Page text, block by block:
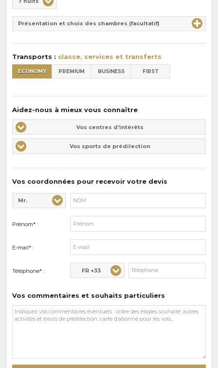
de
pension
:
Durée
Présentation et choix des chambres (facultatif)
Transports : classe, services et transferts
ECONOMY PREMIUM BUSINESS FIRST
Aidez-nous à mieux vous connaître
Vos
centres
d'intérêts
Vos centres d'intérêts
Vos
sports
Vos sports de prédilection
Vos coordonnées pour recevoir votre devis
Civilité* :
Mr.
Nom* :
Prénom* :
E-mail* :
Téléphone* : FR +33
Vos commentaires et souhaits particuliers
Vos
commentaires